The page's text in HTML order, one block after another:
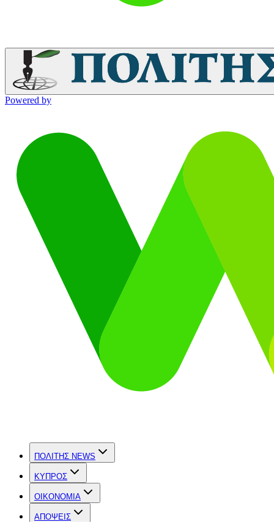
Powered by
ΠΟΛΙΤΗΣ NEWS
ΚΥΠΡΟΣ
OIKONOMIA
ΑΠΟΨΕΙΣ